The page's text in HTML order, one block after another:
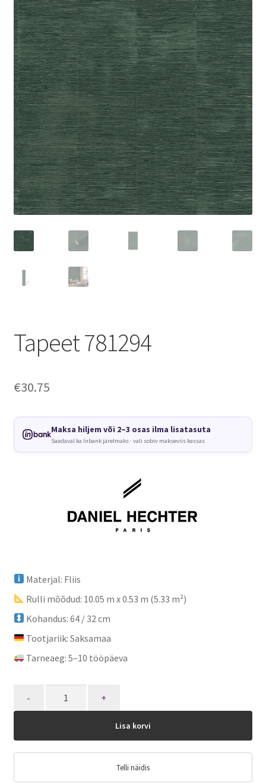
Tapeet 781294
€30.75
Maksa hiljem või 2–3 osas ilma lisatasuta
Saadaval ka Inbank järelmaks · vali sobiv makseviis kassas
Materjal: Fliis
Rulli mõõdud: 10.05 m x 0.53 m (5.33 m²)
Kohandus: 64 / 32 cm
Tootjariik: Saksamaa
Tarneaeg: 5–10 tööpäeva
Lisa korvi
Telli näidis